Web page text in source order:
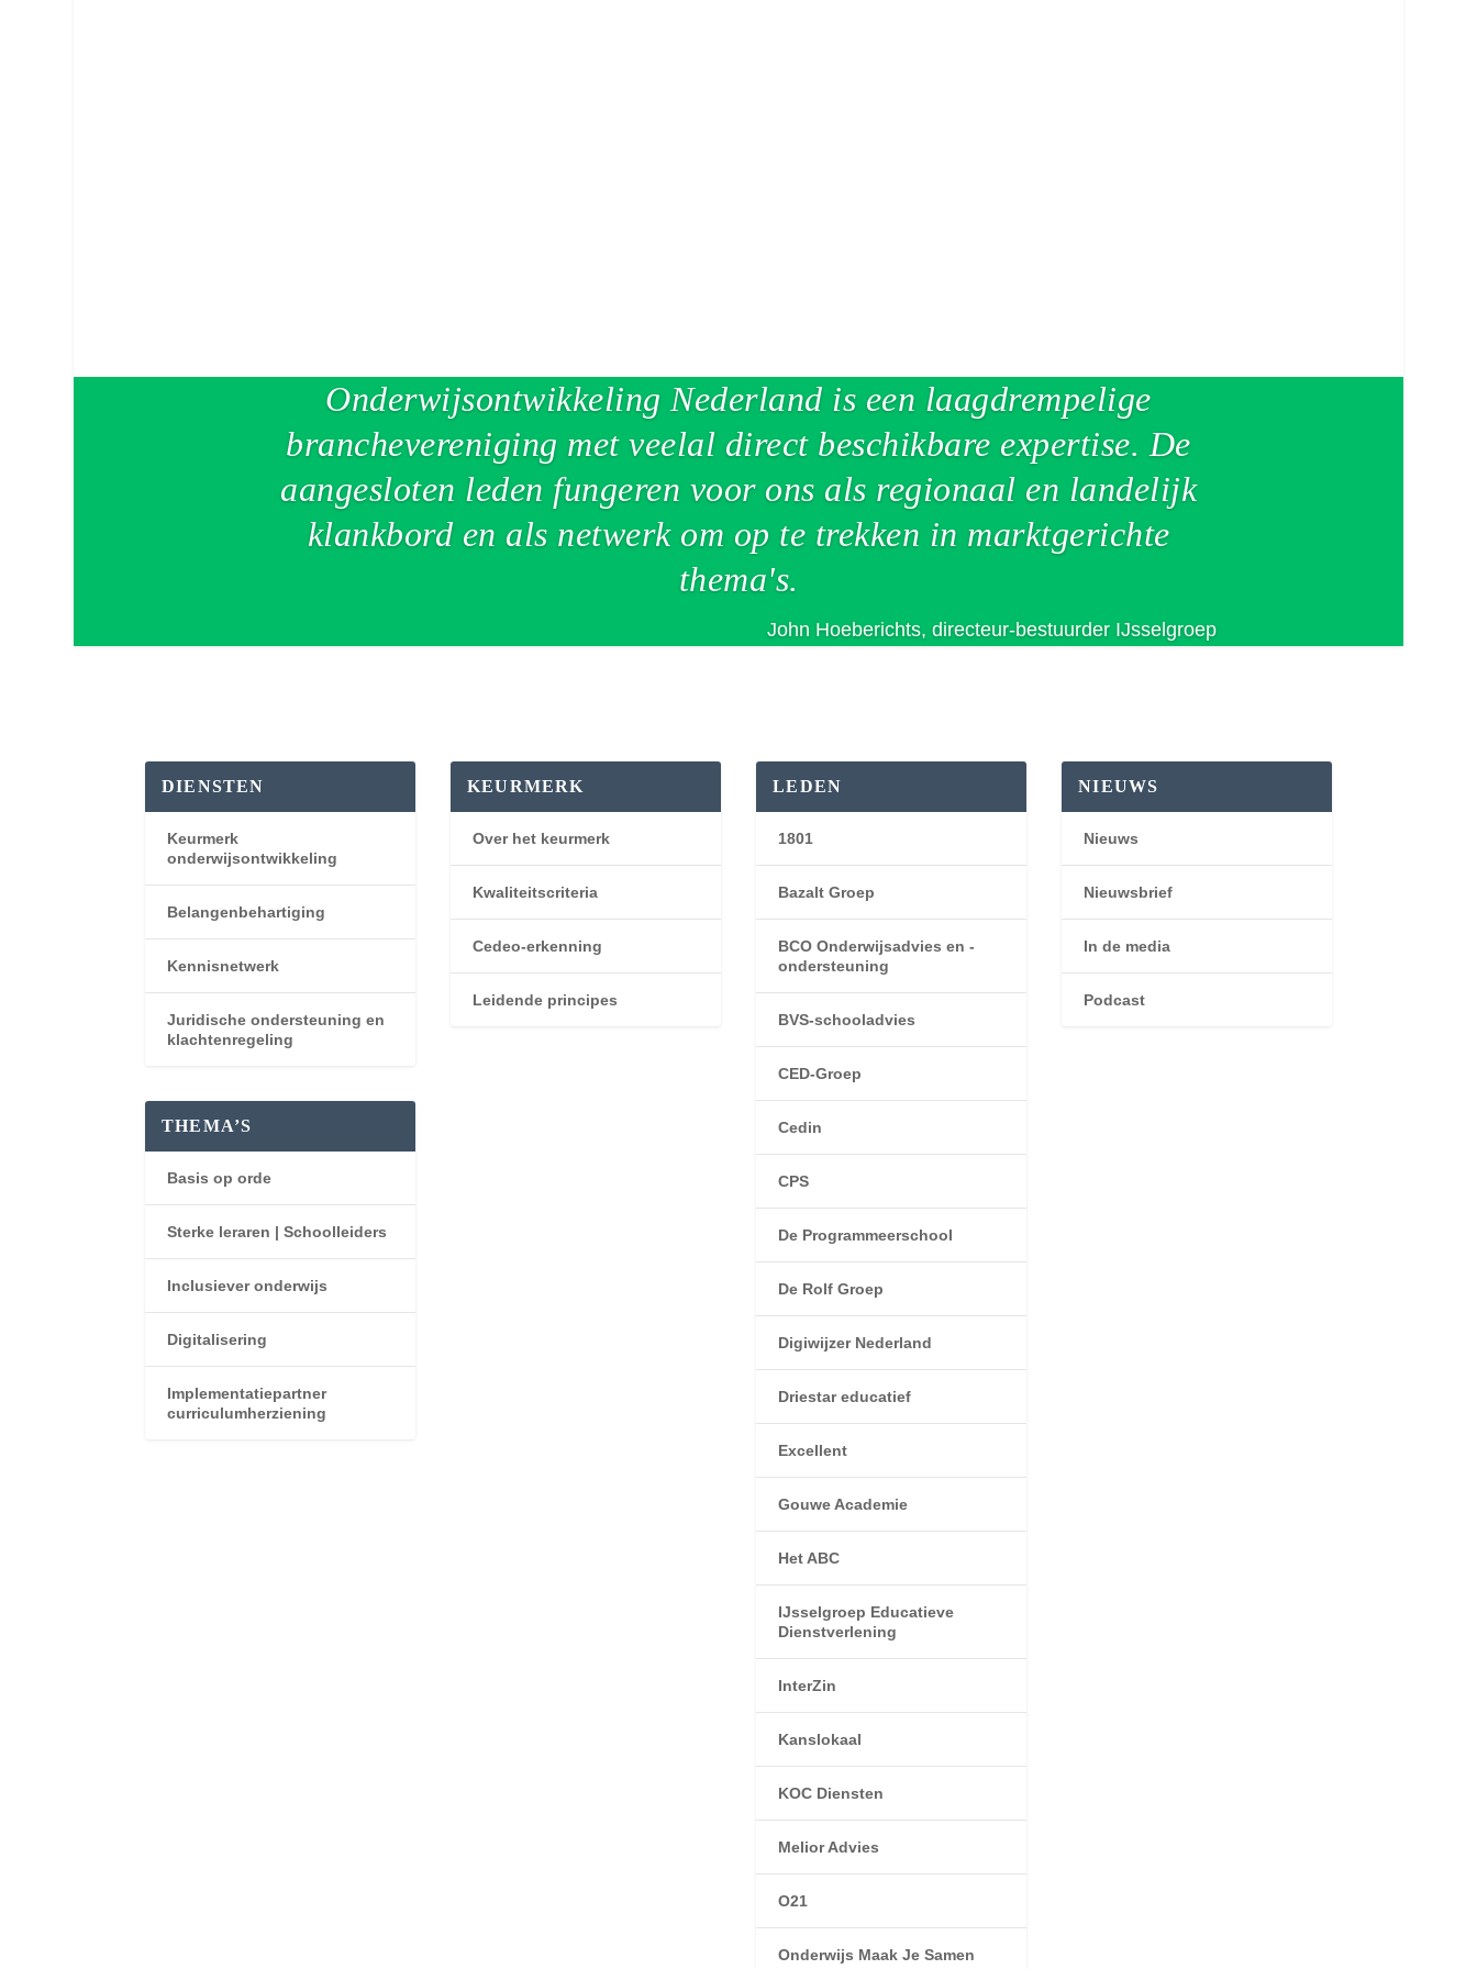
Onderwijsontwikkeling Nederland is een laagdrempelige
branchevereniging met veelal direct beschikbare expertise. De
aangesloten leden fungeren voor ons als regionaal en landelijk
klankbord en als netwerk om op te trekken in marktgerichte
thema's.
John Hoeberichts, directeur-bestuurder IJsselgroep
DIENSTEN
Keurmerk
onderwijsontwikkeling
Belangenbehartiging
Kennisnetwerk
Juridische ondersteuning en
klachtenregeling
THEMA’S
Basis op orde
Sterke leraren | Schoolleiders
Inclusiever onderwijs
Digitalisering
Implementatiepartner
curriculumherziening
KEURMERK
Over het keurmerk
Kwaliteitscriteria
Cedeo-erkenning
Leidende principes
LEDEN
1801
Bazalt Groep
BCO Onderwijsadvies en -
ondersteuning
BVS-schooladvies
CED-Groep
Cedin
CPS
De Programmeerschool
De Rolf Groep
Digiwijzer Nederland
Driestar educatief
Excellent
Gouwe Academie
Het ABC
IJsselgroep Educatieve
Dienstverlening
InterZin
Kanslokaal
KOC Diensten
Melior Advies
O21
Onderwijs Maak Je Samen
NIEUWS
Nieuws
Nieuwsbrief
In de media
Podcast